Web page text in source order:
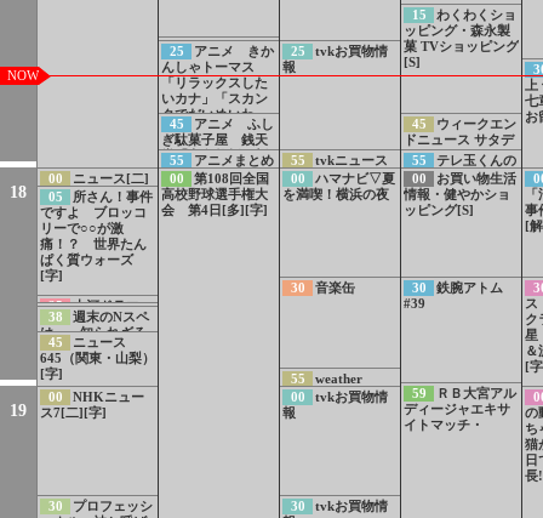
18
19
NOW
00
ニュース[二]
[字]
05
所さん！事件
ですよ ブロッコ
リーで○○が激
痛！？ 世界たん
ぱく質ウォーズ
[字]
35
大河ドラマ
「豊臣兄弟！」2分
ダイジェスト
（29）[字]
37 銭形平次PR
38
週末のNスペ
は… 知られざる
核危機 ハルペリ
ン文書の警告[字]
45
ニュース
645（関東・山梨）
[字]
00
NHKニュー
ス7[二][字]
30
プロフェッシ
24
あおきいろ
プレイ＆リラック
ス 深呼吸でリラ
ックス 虹の呼吸
[字]
25
アニメ きか
んしゃトーマス
「リラックスした
いカナ」「スカン
クでだいめいわ
く」[二][字]
45
アニメ ふし
ぎ駄菓子屋 銭天
堂「六条教授の新
発明」[字]
55
アニメまとめ
PR 放送中！注目
の3番組ほか[字]
00
第108回全国
高校野球選手権大
会 第4日[多][字]
25
tvkお買物情
報
55
tvkニュース
00
ハマナビ▽夏
を満喫！横浜の夜
30 音楽缶
55
weather
report▽カタマリ
オリジナルライ
00
tvkお買物情
報
30
tvkお買物情
15
わくわくショ
ッピング・森永製
菓 TVショッピング
[S]
45
ウィークエン
ドニュース サタデ
ー[S]
55
テレ玉くんの
うた[S]
00
お買い物生活
情報・健やかショ
ッピング[S]
30
鉄腕アトム
#39
59
ＲＢ大宮アル
ディージャエキサ
イトマッチ・
七
お
事
[
ス
ク
星
＆
[
の
ち
猫
長!